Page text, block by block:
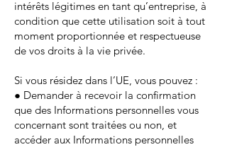
intérêts légitimes en tant qu’entreprise, à
condition que cette utilisation soit à tout
moment proportionnée et respectueuse
de vos droits à la vie privée.
Si vous résidez dans l’UE, vous pouvez :
● Demander à recevoir la confirmation
que des Informations personnelles vous
concernant sont traitées ou non, et
accéder aux Informations personnelles